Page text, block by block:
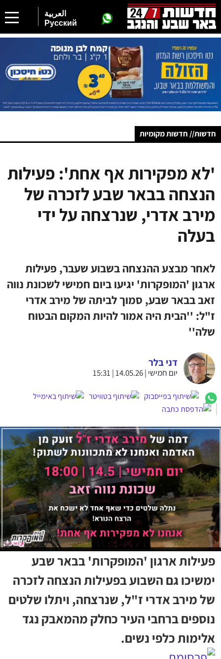
العربية
Русский
חדשות// חדשות מקומיות
'לא מפקירות אף אחת': פעילות
הנצחה בבאר שבע לזכרה של
מירב אדרי, שנרצחה על ידי
בעלה
לאחר מבצע ההנצחה בשבוע שעבר, פעילות
ארגון 'המופקרות' יגיעו ביום חמישי לשכונת נווה
זאב בבאר שבע, סמוך לביתה של מירב אדרי
ז"ל: ''הבית היה אמור להיות המקום הבטוח
שלה''
דני בלר
יום חמישי | 14.05.26 | 15:31
פעילות ארגון 'המופקרות' בבאר שבע
ימשיכו גם השבוע בפעילות הנצחה לזכרה
של מירב אדרי ז"ל, שנרצחה, ויתלו שלטים
נוספים ברחבי העיר כחלק מהמאבק נגד
אלימות כלפי נשים.